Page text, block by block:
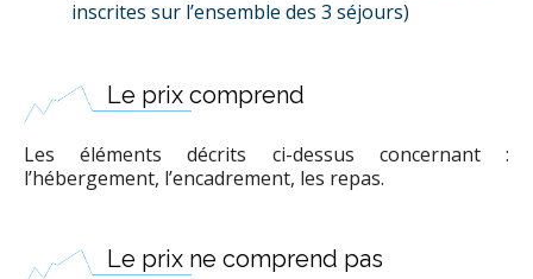
inscrites sur l’ensemble des 3 séjours)
Le prix comprend
Les éléments décrits ci-dessus concernant :
l’hébergement, l’encadrement, les repas.
Le prix ne comprend pas